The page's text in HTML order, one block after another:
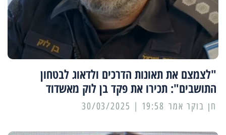
"לצמצם את תאונות הדרכים ולדאוג לבטחון
התושבים": תכירו את פקד בן לוק מאשדוד
19:58 | 30/03/2025